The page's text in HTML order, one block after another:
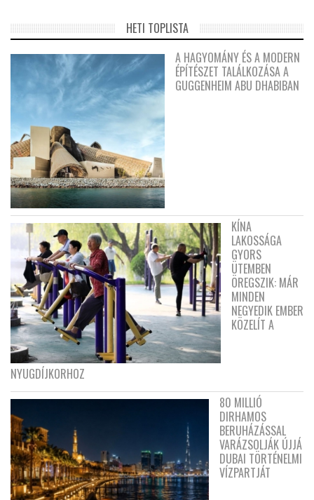
HETI TOPLISTA
A HAGYOMÁNY ÉS A MODERN
ÉPÍTÉSZET TALÁLKOZÁSA A
GUGGENHEIM ABU DHABIBAN
KÍNA
LAKOSSÁGA
GYORS
ÜTEMBEN
ÖREGSZIK: MÁR
MINDEN
NEGYEDIK EMBER
KÖZELÍT A
NYUGDÍJKORHOZ
80 MILLIÓ
DIRHAMOS
BERUHÁZÁSSAL
VARÁZSOLJÁK ÚJJÁ
DUBAI TÖRTÉNELMI
VÍZPARTJÁT